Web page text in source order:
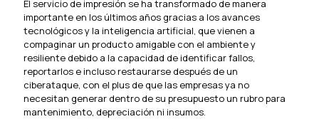
El servicio de impresión se ha transformado de manera
importante en los últimos años gracias a los avances
tecnológicos y la inteligencia artificial, que vienen a
compaginar un producto amigable con el ambiente y
resiliente debido a la capacidad de identificar fallos,
reportarlos e incluso restaurarse después de un
ciberataque, con el plus de que las empresas ya no
necesitan generar dentro de su presupuesto un rubro para
mantenimiento, depreciación ni insumos.